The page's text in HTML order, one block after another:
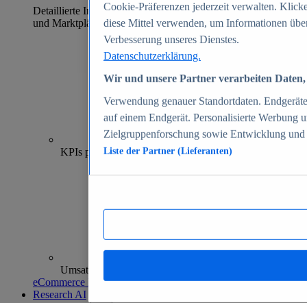
Detaillierte Informationen zu mehr als 39.000 Online-Shops
und Marktplätzen
70+
KPIs pro Shop
Umsatzanalysen und -prognosen
eCommerce Insights entdecken
Research AI
Cookie-Präferenzen jederzeit verwalten.
diese Mittel verwenden, um Informationen
Verbesserung unseres Dienstes.
Datenschutzerklärung.
Wir und unsere Partner verarbeiten
Verwendung genauer Standortdaten.
auf einem Endgerät. Personalisierte Werbung
Zielgruppenforschung sowie Entwicklung
Liste der Partner (Lieferanten)